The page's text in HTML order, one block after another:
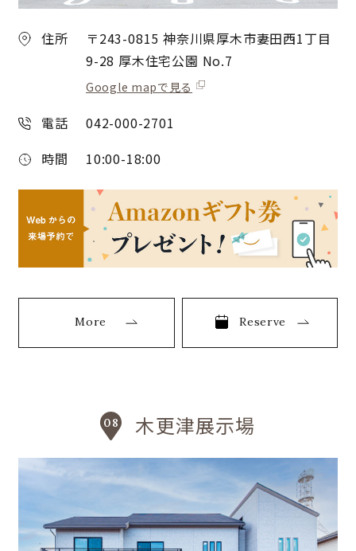
住所
〒243-0815 神奈川県厚木市妻田西1丁目
9-28 厚木住宅公園 No.7
Google mapで見る
電話
042-000-2701
時間
10:00-18:00
More Reserve
木更津展示場